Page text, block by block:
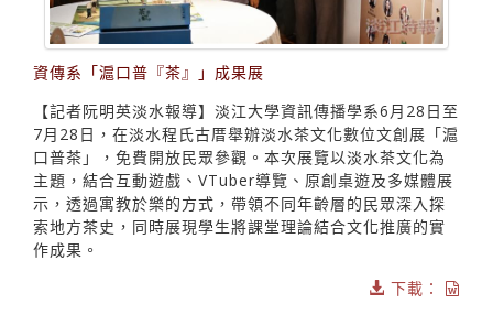
資傳系「滬口普『茶』」成果展
【記者阮明英淡水報導】淡江大學資訊傳播學系6月28日至
7月28日，在淡水程氏古厝舉辦淡水茶文化數位文創展「滬
口普茶」，免費開放民眾參觀。本次展覽以淡水茶文化為
主題，結合互動遊戲、VTuber導覽、原創桌遊及多媒體展
示，透過寓教於樂的方式，帶領不同年齡層的民眾深入探
索地方茶史，同時展現學生將課堂理論結合文化推廣的實
作成果。
下載：